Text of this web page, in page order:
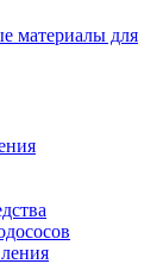
материалы для